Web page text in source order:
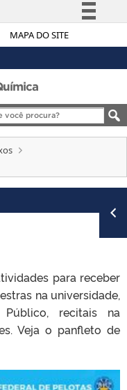
MAPA DO SITE
Simplifique!
Legislação
Canais
para receber
na universidade,
recitais na
Veja o panfleto de